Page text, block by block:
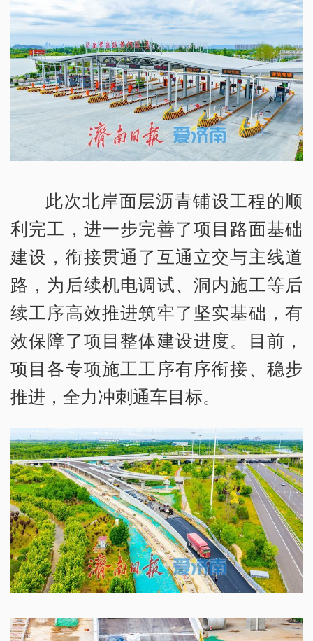
此次北岸面层沥青铺设工程的顺
利完工，进一步完善了项目路面基础
建设，衔接贯通了互通立交与主线道
路，为后续机电调试、洞内施工等后
续工序高效推进筑牢了坚实基础，有
效保障了项目整体建设进度。目前，
项目各专项施工工序有序衔接、稳步
推进，全力冲刺通车目标。